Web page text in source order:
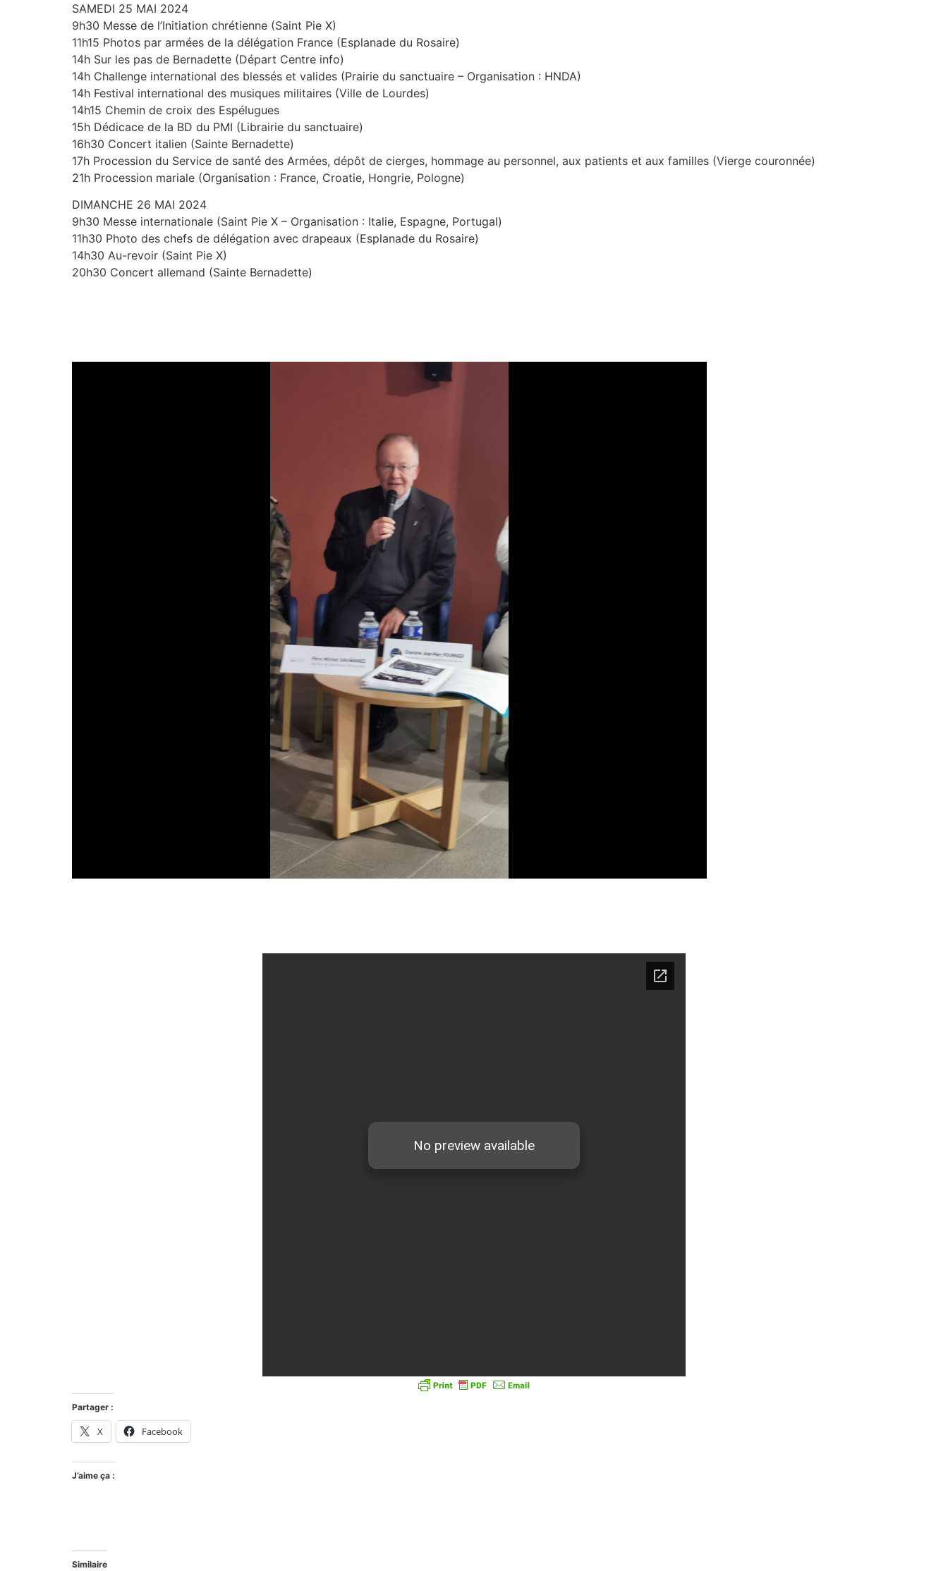
SAMEDI 25 MAI 2024
9h30 Messe de l’Initiation chrétienne (Saint Pie X)
11h15 Photos par armées de la délégation France (Esplanade du Rosaire)
14h Sur les pas de Bernadette (Départ Centre info)
14h Challenge international des blessés et valides (Prairie du sanctuaire – Organisation : HNDA)
14h Festival international des musiques militaires (Ville de Lourdes)
14h15 Chemin de croix des Espélugues
15h Dédicace de la BD du PMI (Librairie du sanctuaire)
16h30 Concert italien (Sainte Bernadette)
17h Procession du Service de santé des Armées, dépôt de cierges, hommage au personnel, aux patients et aux familles (Vierge couronnée)
21h Procession mariale (Organisation : France, Croatie, Hongrie, Pologne)
DIMANCHE 26 MAI 2024
9h30 Messe internationale (Saint Pie X – Organisation : Italie, Espagne, Portugal)
11h30 Photo des chefs de délégation avec drapeaux (Esplanade du Rosaire)
14h30 Au-revoir (Saint Pie X)
20h30 Concert allemand (Sainte Bernadette)
Partager :
X Facebook
J’aime ça :
Similaire